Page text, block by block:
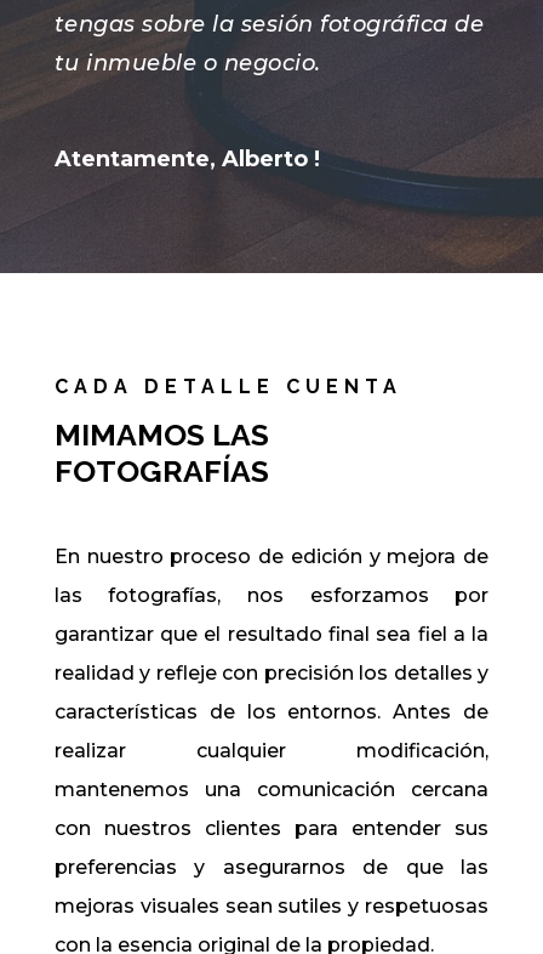
tengas sobre la sesión fotográfica de
tu inmueble o negocio.
Atentamente, Alberto !
CADA DETALLE CUENTA
MIMAMOS LAS
FOTOGRAFÍAS
En nuestro proceso de edición y mejora de
las fotografías, nos esforzamos por
garantizar que el resultado final sea fiel a la
realidad y refleje con precisión los detalles y
características de los entornos. Antes de
realizar cualquier modificación,
mantenemos una comunicación cercana
con nuestros clientes para entender sus
preferencias y asegurarnos de que las
mejoras visuales sean sutiles y respetuosas
con la esencia original de la propiedad.